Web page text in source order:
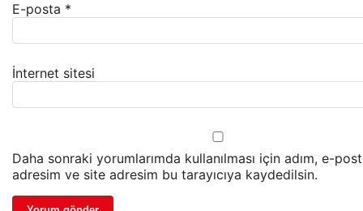
E-posta *
İnternet sitesi
Daha sonraki yorumlarımda kullanılması için adım, e-
adresim ve site adresim bu tarayıcıya kaydedilsin.